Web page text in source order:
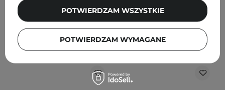
17,00 zł
POWIADOM MNIE
17,00 zł
POWIADOM MNIE
POTWIERDZAM WYMAGANE
POTWIERDZAM WSZYSTKIE